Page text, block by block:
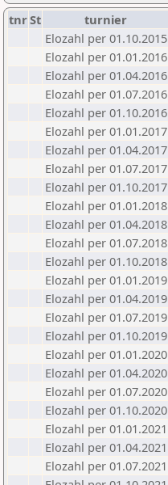
tnrSt turnier
Elozahl per 01.10.2015
Elozahl per 01.01.2016
Elozahl per 01.04.2016
Elozahl per 01.07.2016
Elozahl per 01.10.2016
Elozahl per 01.01.2017
Elozahl per 01.04.2017
Elozahl per 01.07.2017
Elozahl per 01.10.2017
Elozahl per 01.01.2018
Elozahl per 01.04.2018
Elozahl per 01.07.2018
Elozahl per 01.10.2018
Elozahl per 01.01.2019
Elozahl per 01.04.2019
Elozahl per 01.07.2019
Elozahl per 01.10.2019
Elozahl per 01.01.2020
Elozahl per 01.04.2020
Elozahl per 01.07.2020
Elozahl per 01.10.2020
Elozahl per 01.01.2021
Elozahl per 01.04.2021
Elozahl per 01.07.2021